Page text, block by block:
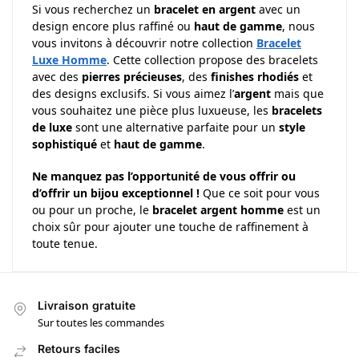
Si vous recherchez un bracelet en argent avec un
design encore plus raffiné ou haut de gamme, nous
vous invitons à découvrir notre collection Bracelet
Luxe Homme. Cette collection propose des bracelets
avec des pierres précieuses, des finishes rhodiés et
des designs exclusifs. Si vous aimez l’argent mais que
vous souhaitez une pièce plus luxueuse, les bracelets
de luxe sont une alternative parfaite pour un style
sophistiqué et haut de gamme.
Ne manquez pas l’opportunité de vous offrir ou
d’offrir un bijou exceptionnel ! Que ce soit pour vous
ou pour un proche, le bracelet argent homme est un
choix sûr pour ajouter une touche de raffinement à
toute tenue.
Livraison gratuite
Sur toutes les commandes
Retours faciles